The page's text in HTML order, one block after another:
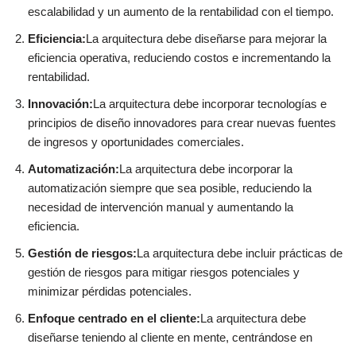
escalabilidad y un aumento de la rentabilidad con el tiempo.
Eficiencia:La arquitectura debe diseñarse para mejorar la
eficiencia operativa, reduciendo costos e incrementando la
rentabilidad.
Innovación:La arquitectura debe incorporar tecnologías e
principios de diseño innovadores para crear nuevas fuentes
de ingresos y oportunidades comerciales.
Automatización:La arquitectura debe incorporar la
automatización siempre que sea posible, reduciendo la
necesidad de intervención manual y aumentando la
eficiencia.
Gestión de riesgos:La arquitectura debe incluir prácticas de
gestión de riesgos para mitigar riesgos potenciales y
minimizar pérdidas potenciales.
Enfoque centrado en el cliente:La arquitectura debe
diseñarse teniendo al cliente en mente, centrándose en